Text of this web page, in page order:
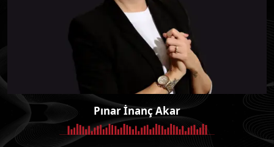
Pınar İnanç Akar